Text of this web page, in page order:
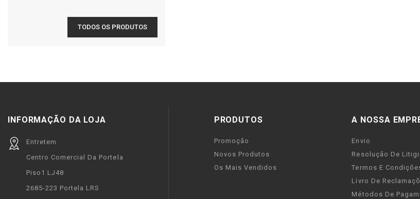
TODOS OS PRODUTOS
INFORMAÇÃO DA LOJA
Entretem
Centro Comercial Da Portela
Piso1 LJ48
2685-223 Portela LRS
PRODUTOS
Promoção
Novos Produtos
Os Mais Vendidos
A NOSSA
Envio
Resolução De
Termos E
Livro De
Métodos De